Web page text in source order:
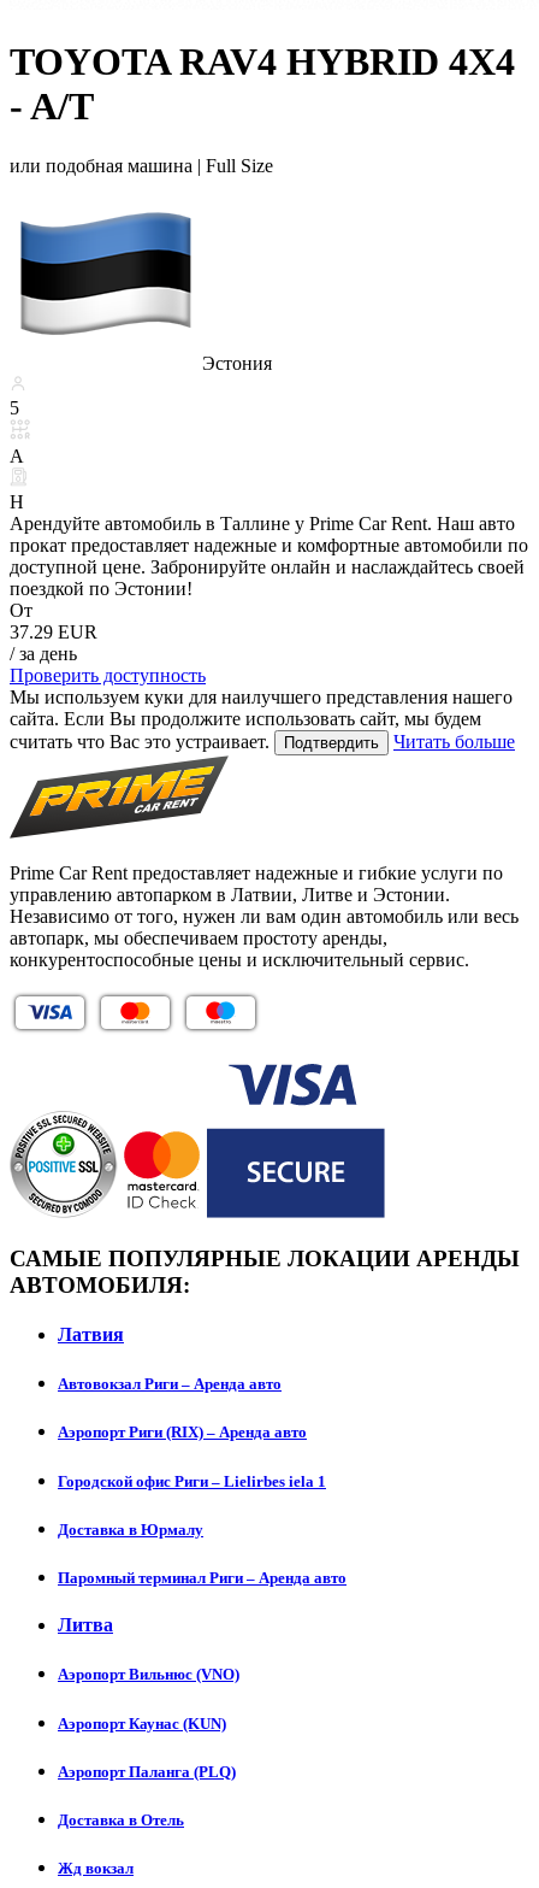
TOYOTA RAV4 HYBRID 4X4
- A/T
или подобная машина | Full Size
Эстония
5
A
H
Арендуйте автомобиль в Таллине у Prime Car Rent. Наш авто
прокат предоставляет надежные и комфортные автомобили по
доступной цене. Забронируйте онлайн и наслаждайтесь своей
поездкой по Эстонии!
От
37.29 EUR
/ за день
Проверить доступность
Мы используем куки для наилучшего представления нашего
сайта. Если Вы продолжите использовать сайт, мы будем
считать что Вас это устраивает.
Подтвердить Читать больше
Prime Car Rent предоставляет надежные и гибкие услуги по
управлению автопарком в Латвии, Литве и Эстонии.
Независимо от того, нужен ли вам один автомобиль или весь
автопарк, мы обеспечиваем простоту аренды,
конкурентоспособные цены и исключительный сервис.
САМЫЕ ПОПУЛЯРНЫЕ ЛОКАЦИИ АРЕНДЫ
АВТОМОБИЛЯ:
Латвия
Автовокзал Риги – Аренда авто
Аэропорт Риги (RIX) – Аренда авто
Городской офис Риги – Lielirbes iela 1
Доставка в Юрмалу
Паромный терминал Риги – Аренда авто
Литва
Аэропорт Вильнюс (VNO)
Аэропорт Каунас (KUN)
Аэропорт Паланга (PLQ)
Доставка в Отель
Жд вокзал